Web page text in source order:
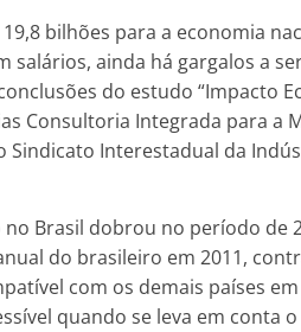
bilhões para a economia
salários, ainda há gargalos a
do estudo “Impacto
Consultoria Integrada para a
Sindicato Interestadual da
Brasil dobrou no período de
do brasileiro em 2011,
com os demais países
quando se leva em conta